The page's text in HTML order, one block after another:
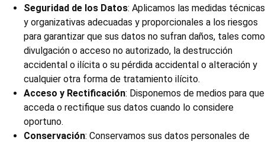
Seguridad de los Datos: Aplicamos las medidas técnicas
y organizativas adecuadas y proporcionales a los riesgos
para garantizar que sus datos no sufran daños, tales como
divulgación o acceso no autorizado, la destrucción
accidental o ilícita o su pérdida accidental o alteración y
cualquier otra forma de tratamiento ilícito.
Acceso y Rectificación: Disponemos de medios para que
acceda o rectifique sus datos cuando lo considere
oportuno.
Conservación: Conservamos sus datos personales de